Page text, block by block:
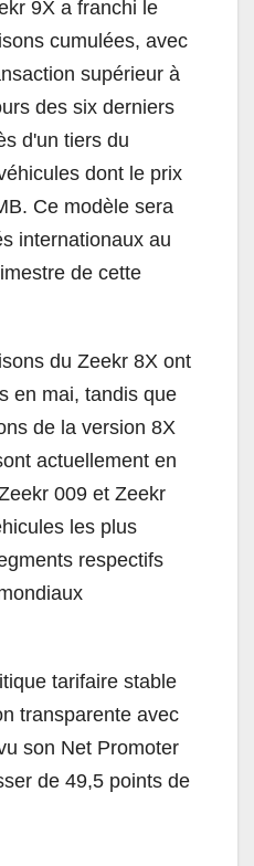
9X a franchi le
cumulées, avec
supérieur à
des six derniers
d'un tiers du
dont le prix
Ce modèle sera
internationaux au
de cette
du Zeekr 8X ont
en mai, tandis que
de la version 8X
actuellement en
009 et Zeekr
les plus
respectifs
tarifaire stable
transparente avec
son Net Promoter
de 49,5 points de